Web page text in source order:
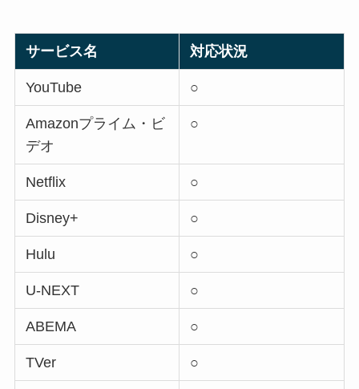
サービス名 対応状況
YouTube ○
Amazonプライム・ビ
デオ
○
Netflix ○
Disney+ ○
Hulu ○
U-NEXT ○
ABEMA ○
TVer ○